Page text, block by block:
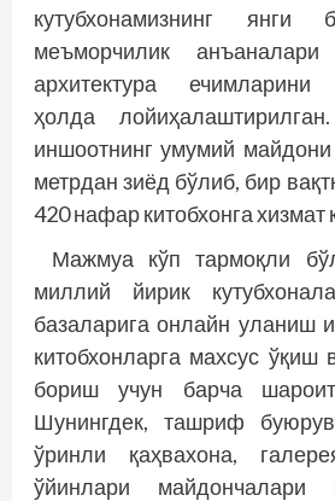
кутубхонамизнинг янги
меъморчилик
архитектура ечимларини
ҳолда
иншоотнинг умумий
метрдан зиёд бўлиб, бир
420 нафар китобхонга хизмат
Мажмуа кўп тармоқли
миллий йирик
базаларига онлайн уланиш
китобхонларга махсус ўқиш
бориш учун барча
Шунингдек, ташриф
ўринли қаҳвахона,
ўйинлари